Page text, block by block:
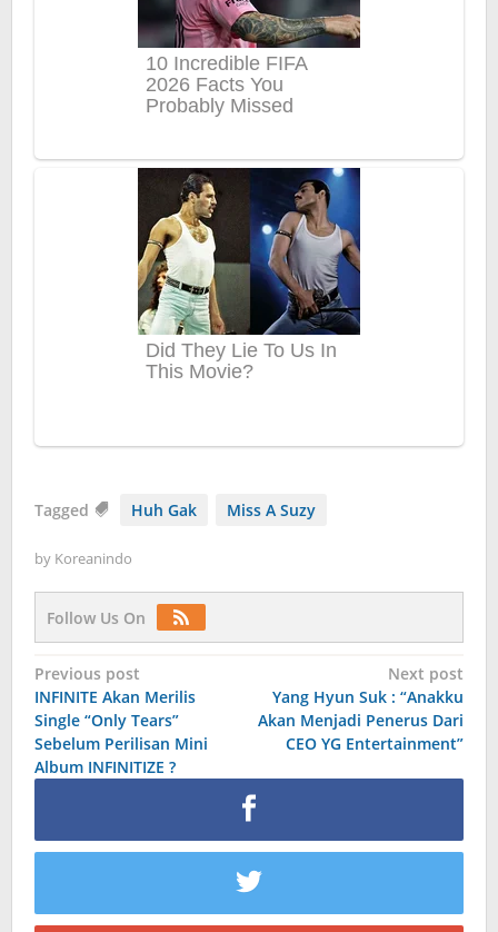
Tagged Huh Gak Miss A Suzy
by Koreanindo
Follow Us On
Post
navigation
Previous post
INFINITE Akan Merilis
Single “Only Tears”
Sebelum Perilisan Mini
Album INFINITIZE ?
Next post
Yang Hyun Suk : “Anakku
Akan Menjadi Penerus Dari
CEO YG Entertainment”